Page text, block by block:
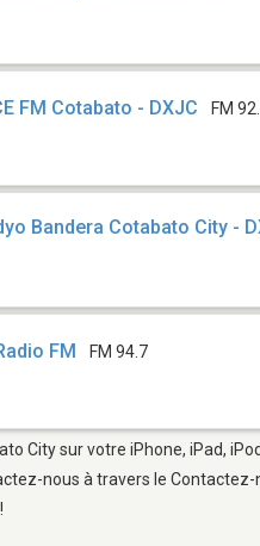
FM Cotabato - DXJC FM
Bandera Cotabato City -
FM FM 94.7
City sur votre iPhone, iPad,
nous à travers le